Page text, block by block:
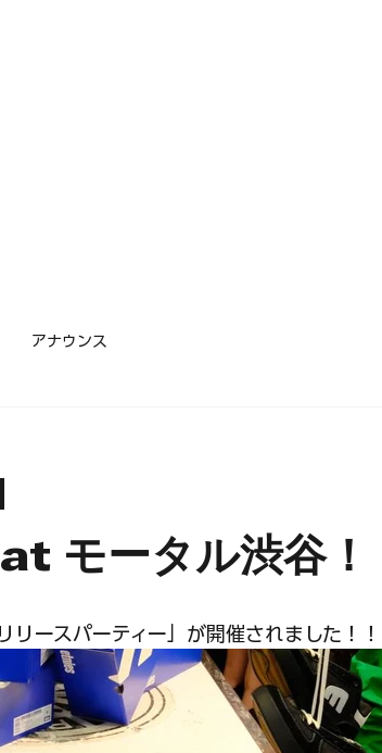
モータル渋谷！
ースパーティー」が開催されました！！